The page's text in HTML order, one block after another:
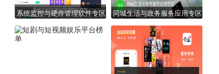
系统监控与硬件管理软件专区 同城生活与政务服务应用专区